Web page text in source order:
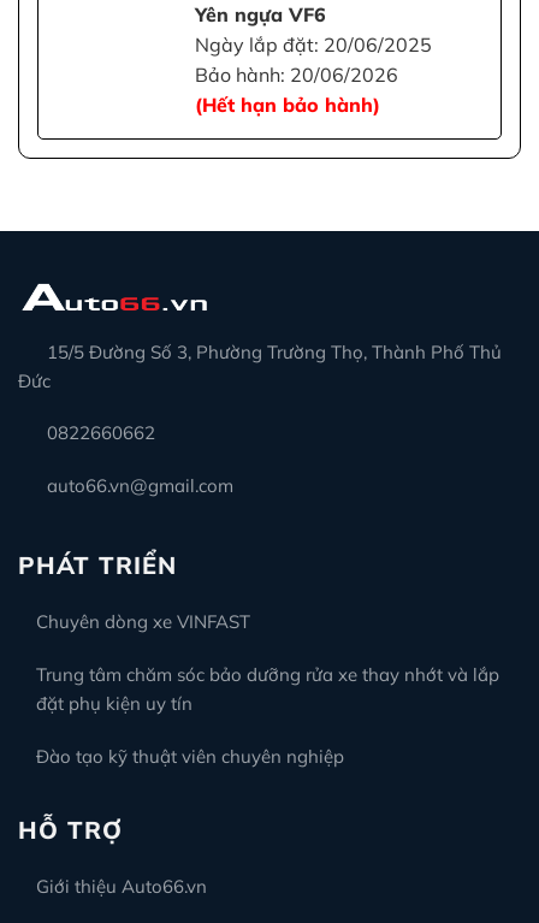
Yên ngựa VF6
Ngày lắp đặt: 20/06/2025
Bảo hành: 20/06/2026
(Hết hạn bảo hành)
15/5 Đường Số 3, Phường Trường Thọ, Thành Phố Thủ
Đức
0822660662
auto66.vn@gmail.com
PHÁT TRIỂN
Chuyên dòng xe VINFAST
Trung tâm chăm sóc bảo dưỡng rửa xe thay nhớt và lắp
đặt phụ kiện uy tín
Đào tạo kỹ thuật viên chuyên nghiệp
HỖ TRỢ
Giới thiệu Auto66.vn